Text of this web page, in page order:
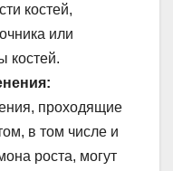
костей,
или
костей.
проходящие
в том числе и
роста, могут